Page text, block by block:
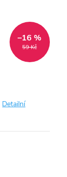
59 Kč
–16 %
Detailní